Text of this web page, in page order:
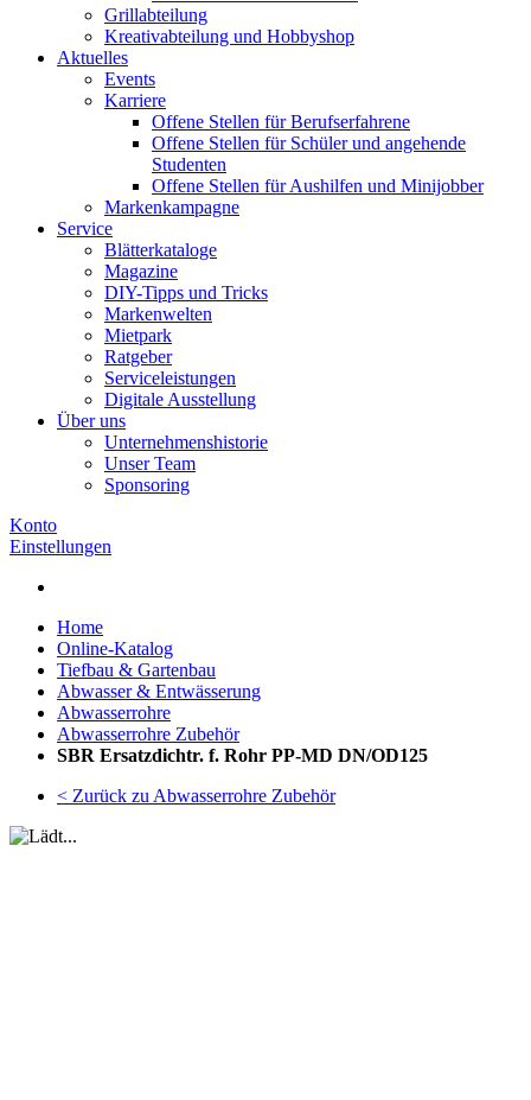
Grillabteilung
Kreativabteilung und Hobbyshop
Aktuelles
Events
Karriere
Offene Stellen für Berufserfahrene
Offene Stellen für Schüler und angehende
Studenten
Offene Stellen für Aushilfen und Minijobber
Markenkampagne
Service
Blätterkataloge
Magazine
DIY-Tipps und Tricks
Markenwelten
Mietpark
Ratgeber
Serviceleistungen
Digitale Ausstellung
Über uns
Unternehmenshistorie
Unser Team
Sponsoring
Konto
Einstellungen
Home
Online-Katalog
Tiefbau & Gartenbau
Abwasser & Entwässerung
Abwasserrohre
Abwasserrohre Zubehör
SBR Ersatzdichtr. f. Rohr PP-MD DN/OD125
< Zurück zu Abwasserrohre Zubehör